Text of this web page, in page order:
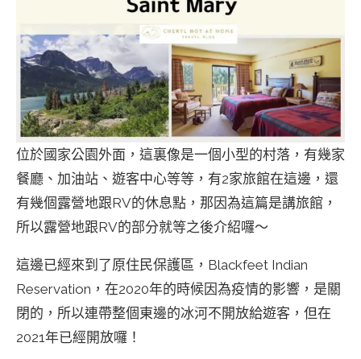
位於國家公園外面，這裏像是一個小型的村落，有幾家
餐廳、加油站、遊客中心等等，有2家旅館在這邊，還
有幾個露營地跟RV的休息點，那因為這篇是講旅館，
所以露營地跟RV的部分就等之後介紹囉～
這邊已經來到了原住民保護區，Blackfeet Indian
Reservation，在2020年的時候因為疫情的影響，是關
閉的，所以連帶整個東邊的冰河不開放給遊客，但在
2021年已經開放囉！